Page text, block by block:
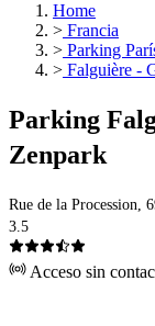
Home
> Francia
> Parking
> Falguière -
Parking
Zenpark
Rue de la Procession,
3.5
Acceso sin